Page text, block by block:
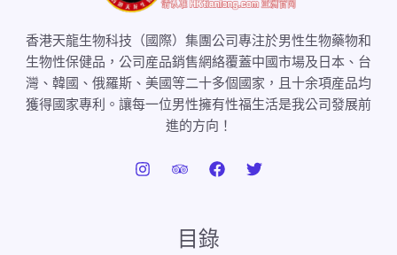
香港天龍生物科技（國際）集團公司專注於男性生物藥物和
生物性保健品，公司産品銷售網絡覆蓋中國市場及日本、台
灣、韓國、俄羅斯、美國等二十多個國家，且十余項産品均
獲得國家專利。讓每一位男性擁有性福生活是我公司發展前
進的方向！
目錄